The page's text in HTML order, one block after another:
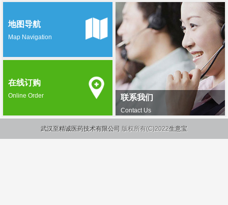
联系我们
Contact Us
地图导航
Map Navigation
在线订购
Online Order
武汉至精诚医药技术有限公司 版权所有(C)2022生意宝